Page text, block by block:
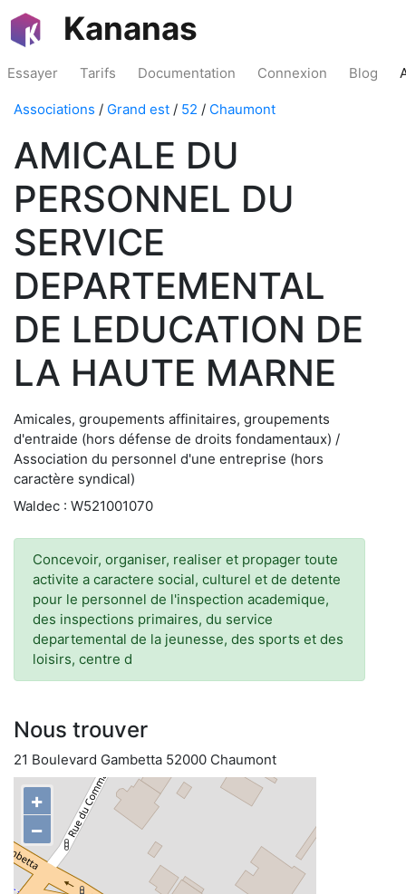
Kananas
Essayer Tarifs Documentation Connexion Blog
Associations / Grand est / 52 / Chaumont
AMICALE DU
PERSONNEL DU
SERVICE
DEPARTEMENTAL
DE LEDUCATION DE
LA HAUTE MARNE
Amicales, groupements affinitaires, groupements
d'entraide (hors défense de droits fondamentaux) /
Association du personnel d'une entreprise (hors
caractère syndical)
Waldec : W521001070
Concevoir, organiser, realiser et propager toute
activite a caractere social, culturel et de detente
pour le personnel de l'inspection academique,
des inspections primaires, du service
departemental de la jeunesse, des sports et des
loisirs, centre d
Nous trouver
21 Boulevard Gambetta 52000 Chaumont
+
−